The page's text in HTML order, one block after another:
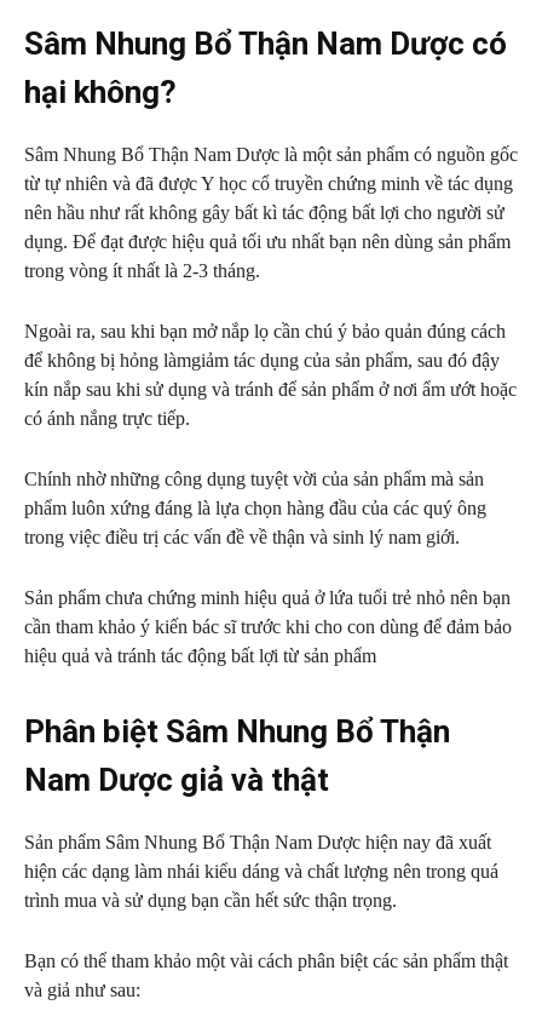
Sâm Nhung Bổ Thận Nam Dược có
hại không?
Sâm Nhung Bổ Thận Nam Dược là một sản phẩm có nguồn gốc
từ tự nhiên và đã được Y học cổ truyền chứng minh về tác dụng
nên hầu như rất không gây bất kì tác động bất lợi cho người sử
dụng. Để đạt được hiệu quả tối ưu nhất bạn nên dùng sản phẩm
trong vòng ít nhất là 2-3 tháng.
Ngoài ra, sau khi bạn mở nắp lọ cần chú ý bảo quản đúng cách
để không bị hỏng làmgiảm tác dụng của sản phẩm, sau đó đậy
kín nắp sau khi sử dụng và tránh để sản phẩm ở nơi ẩm ướt hoặc
có ánh nắng trực tiếp.
Chính nhờ những công dụng tuyệt vời của sản phẩm mà sản
phẩm luôn xứng đáng là lựa chọn hàng đầu của các quý ông
trong việc điều trị các vấn đề về thận và sinh lý nam giới.
Sản phẩm chưa chứng minh hiệu quả ở lứa tuổi trẻ nhỏ nên bạn
cần tham khảo ý kiến bác sĩ trước khi cho con dùng để đảm bảo
hiệu quả và tránh tác động bất lợi từ sản phẩm
Phân biệt Sâm Nhung Bổ Thận
Nam Dược giả và thật
Sản phẩm Sâm Nhung Bổ Thận Nam Dược hiện nay đã xuất
hiện các dạng làm nhái kiểu dáng và chất lượng nên trong quá
trình mua và sử dụng bạn cần hết sức thận trọng.
Bạn có thể tham khảo một vài cách phân biệt các sản phẩm thật
và giả như sau: